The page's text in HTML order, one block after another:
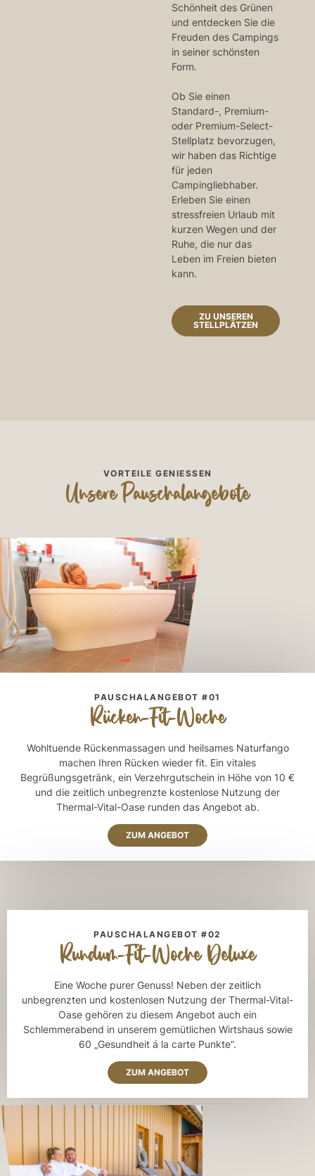
Schönheit des Grünen
und entdecken Sie die
Freuden des Campings
in seiner schönsten
Form.
Ob Sie einen
Standard-, Premium-
oder Premium-Select-
Stellplatz bevorzugen,
wir haben das Richtige
für jeden
Campingliebhaber.
Erleben Sie einen
stressfreien Urlaub mit
kurzen Wegen und der
Ruhe, die nur das
Leben im Freien bieten
kann.
ZU UNSEREN
STELLPLÄTZEN
VORTEILE GENIESSEN
Unsere Pauschalangebote
PAUSCHALANGEBOT #01
Rücken-Fit-Woche
Wohltuende Rückenmassagen und heilsames Naturfango
machen Ihren Rücken wieder fit. Ein vitales
Begrüßungsgetränk, ein Verzehrgutschein in Höhe von 10 €
und die zeitlich unbegrenzte kostenlose Nutzung der
Thermal-Vital-Oase runden das Angebot ab.
ZUM ANGEBOT
PAUSCHALANGEBOT #02
Rundum-Fit-Woche Deluxe
Eine Woche purer Genuss! Neben der zeitlich
unbegrenzten und kostenlosen Nutzung der Thermal-Vital-
Oase gehören zu diesem Angebot auch ein
Schlemmerabend in unserem gemütlichen Wirtshaus sowie
60 „Gesundheit á la carte Punkte“.
ZUM ANGEBOT